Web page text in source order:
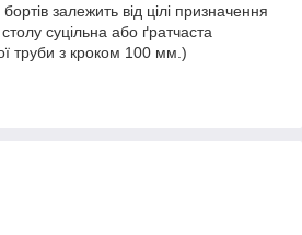
залежить від цілі призначення
суцільна або ґратчаста
труби з кроком 100 мм.)